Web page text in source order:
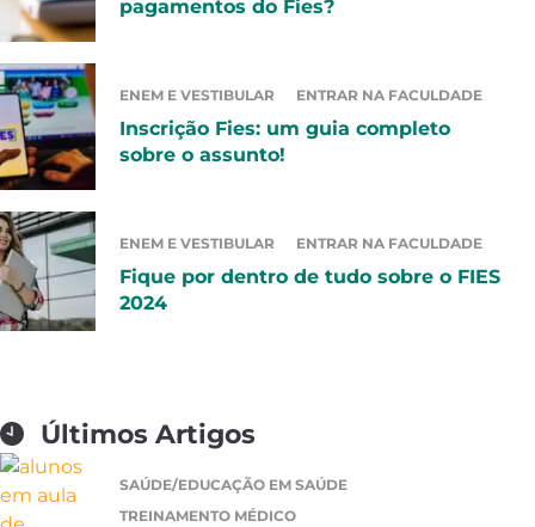
pagamentos do Fies?
ENEM E VESTIBULAR ENTRAR NA FACULDADE
Inscrição Fies: um guia completo
sobre o assunto!
ENEM E VESTIBULAR ENTRAR NA FACULDADE
Fique por dentro de tudo sobre o FIES
2024
Últimos Artigos
SAÚDE/EDUCAÇÃO EM SAÚDE
TREINAMENTO MÉDICO